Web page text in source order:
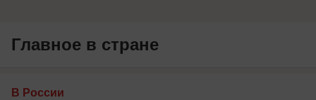
Главное в стране
В России